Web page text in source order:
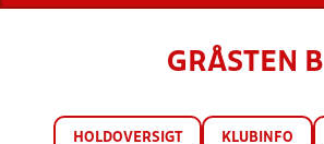
GRÅSTEN B
HOLDOVERSIGT KLUBINFO